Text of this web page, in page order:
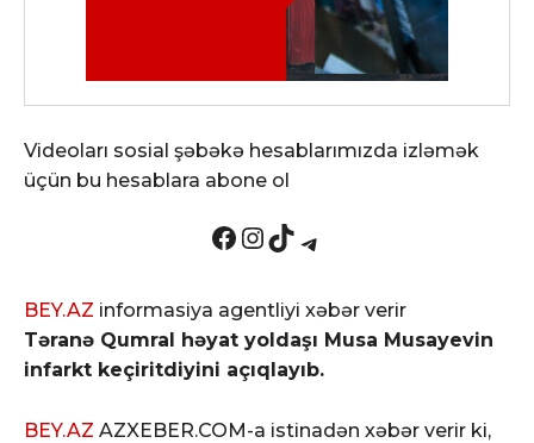
Videoları sosial şəbəkə hesablarımızda izləmək
üçün bu hesablara abone ol
Facebook InstagramTikTok Telegram
BEY.AZ informasiya agentliyi xəbər verir
Təranə Qumral həyat yoldaşı Musa Musayevin
infarkt keçiritdiyini açıqlayıb.
BEY.AZ AZXEBER.COM-a istinadən xəbər verir ki,